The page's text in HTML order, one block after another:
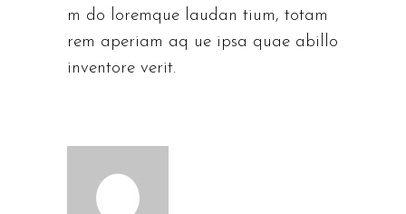
m do loremque laudan tium, totam
rem aperiam aq ue ipsa quae abillo
inventore verit.